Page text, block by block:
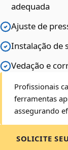
adequada
Ajuste de
Instalação de
Vedação e
Profissionais
ferramentas
assegurando
SOLICITE